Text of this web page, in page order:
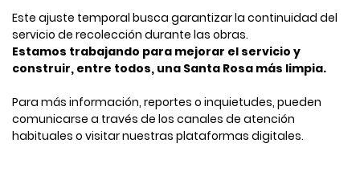
Este ajuste temporal busca garantizar la continuidad del
servicio de recolección durante las obras.
Estamos trabajando para mejorar el servicio y
construir, entre todos, una Santa Rosa más limpia.
Para más información, reportes o inquietudes, pueden
comunicarse a través de los canales de atención
habituales o visitar nuestras plataformas digitales.